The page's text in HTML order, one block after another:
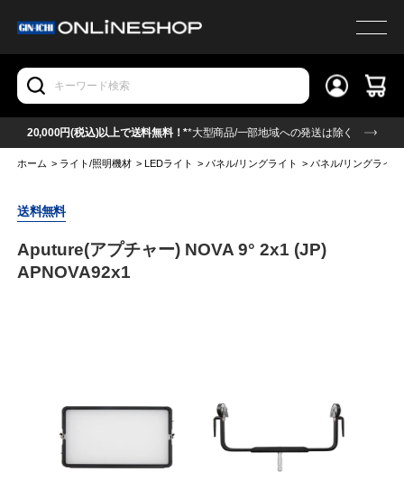
20,000円(税込)以上で送料無料！**大型商品/一部地域への発送は除く
ホーム > ライト/照明機材 >LEDライト > パネル/リングライト > パネル/リングライ
送料無料
Aputure(アプチャー) NOVA 9° 2x1 (JP)
APNOVA92x1